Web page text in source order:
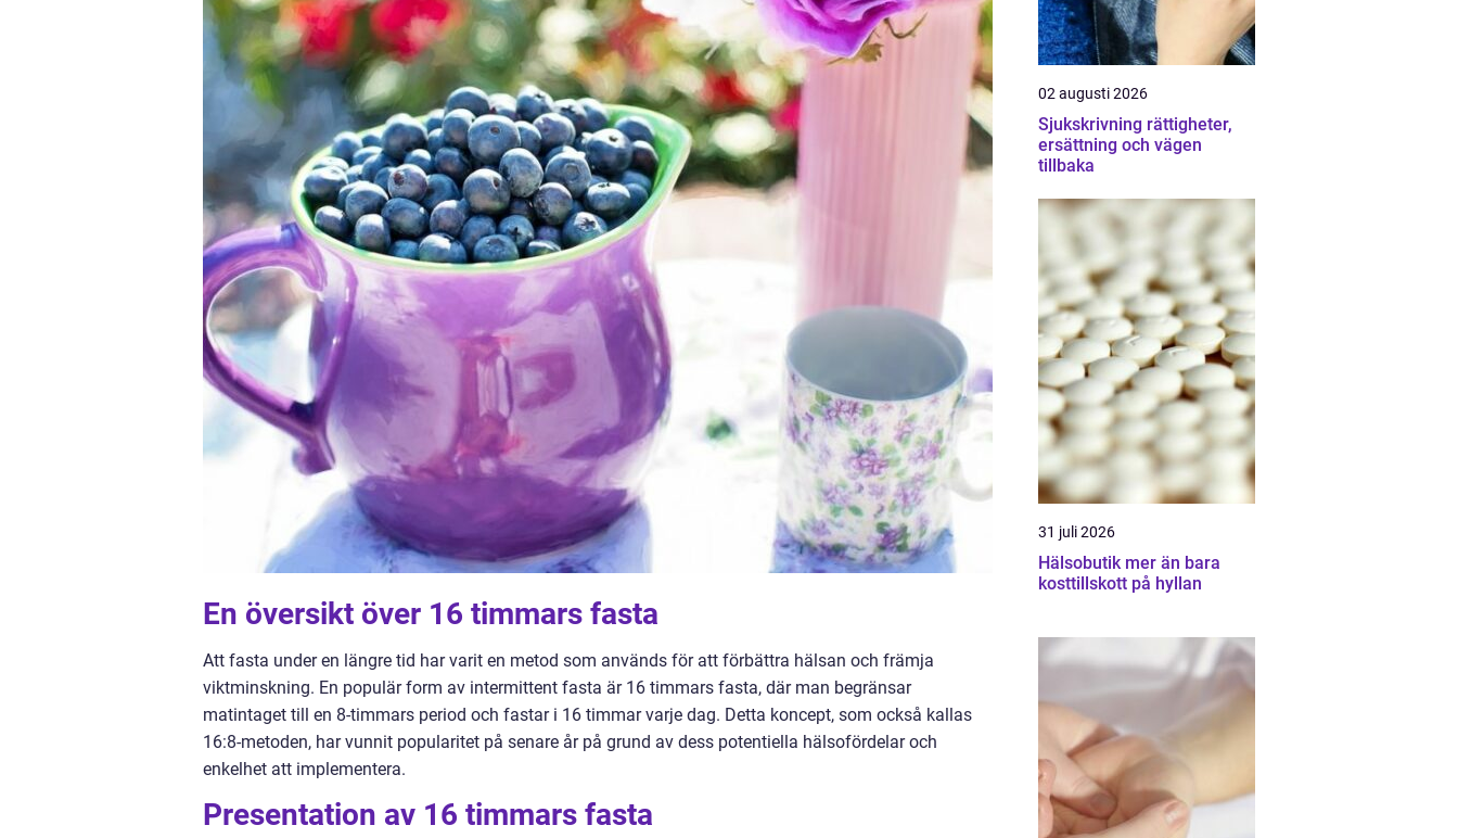
En översikt över 16 timmars fasta
Att fasta under en längre tid har varit en metod som används för att förbättra hälsan och främja
viktminskning. En populär form av intermittent fasta är 16 timmars fasta, där man begränsar
matintaget till en 8-timmars period och fastar i 16 timmar varje dag. Detta koncept, som också kallas
16:8-metoden, har vunnit popularitet på senare år på grund av dess potentiella hälsofördelar och
enkelhet att implementera.
Presentation av 16 timmars fasta
02 augusti 2026
Sjukskrivning rättigheter,
ersättning och vägen
tillbaka
31 juli 2026
Hälsobutik mer än bara
kosttillskott på hyllan